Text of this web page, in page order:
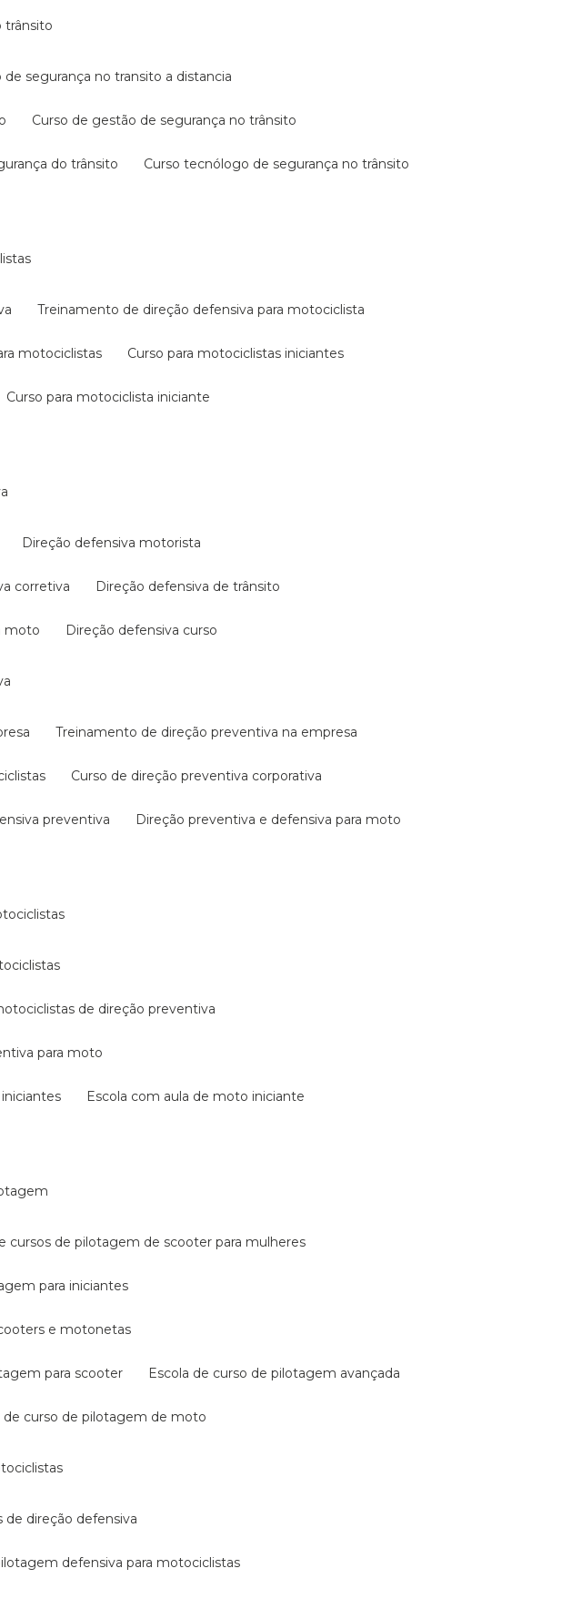
trânsito
de segurança no transito a distancia
curso de gestão de segurança no trânsito
do trânsito curso tecnólogo de segurança no trânsito
treinamento de direção defensiva para motociclista
motociclistas curso para motociclistas iniciantes
curso para motociclista iniciante
direção defensiva motorista
corretiva direção defensiva de trânsito
moto direção defensiva curso
treinamento de direção preventiva na empresa
curso de direção preventiva corporativa
preventiva direção preventiva e defensiva para moto
de direção preventiva
para moto
escola com aula de moto iniciante
cursos de pilotagem de scooter para mulheres
para iniciantes
e motonetas
para scooter escola de curso de pilotagem avançada
de curso de pilotagem de moto
de direção defensiva
defensiva para motociclistas